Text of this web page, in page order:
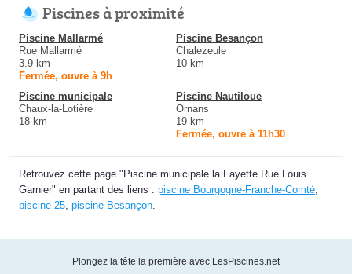
Piscines à proximité
Piscine Mallarmé
Rue Mallarmé
3.9 km
Fermée, ouvre à 9h
Piscine Besançon
Chalezeule
10 km
Piscine municipale
Chaux-la-Lotière
18 km
Piscine Nautiloue
Ornans
19 km
Fermée, ouvre à 11h30
Retrouvez cette page "Piscine municipale la Fayette Rue Louis
Garnier" en partant des liens : piscine Bourgogne-Franche-Comté
piscine 25 piscine Besançon
Plongez la tête la première avec LesPiscines.net